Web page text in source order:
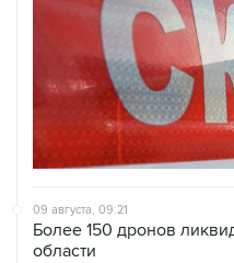
09 августа, 09:21
Более 150 дронов
области